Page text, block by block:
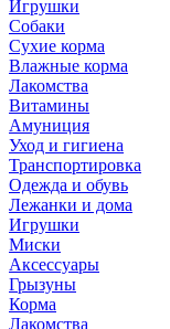
Игрушки
Собаки
Сухие корма
Влажные корма
Лакомства
Витамины
Амуниция
Уход и гигиена
Транспортировка
Одежда и обувь
Лежанки и дома
Игрушки
Миски
Аксессуары
Грызуны
Корма
Лакомства